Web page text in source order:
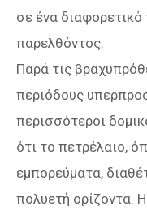
σε ένα
παρελθόντος.
Παρά τις
περιόδους
περισσότεροι
ότι το πετρέλαιο,
εμπορεύματα,
πολυετή ορίζοντα.